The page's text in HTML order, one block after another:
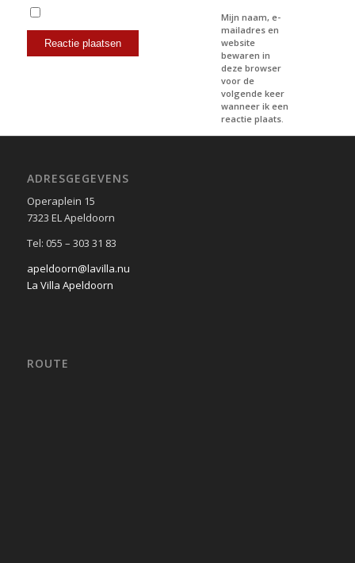
Mijn naam, e-
mailadres en
website
bewaren in
deze browser
voor de
volgende keer
wanneer ik een
reactie plaats.
ADRESGEGEVENS
Operaplein 15
7323 EL Apeldoorn
Tel: 055 – 303 31 83
apeldoorn@lavilla.nu
La Villa Apeldoorn
ROUTE